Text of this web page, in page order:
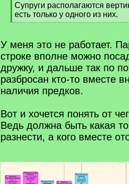
[
q
]
Супруги располагаются
есть только у одного из них.
[
q
]
У меня это не работает.
строке вполне можно
дружку, и дальше так по
разбросан кто-то вместе
наличия предков.
Вот и хочется понять от
Ведь должна быть какая то
разнести, а кого вместе